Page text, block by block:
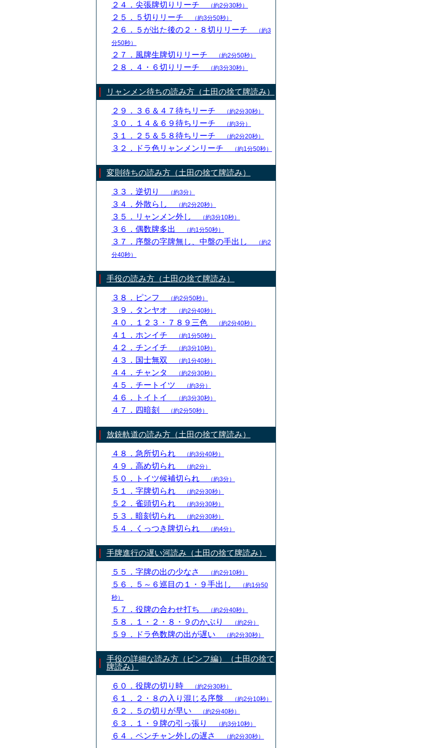
２４．尖張牌切りリーチ （約2分30秒）
２５．５切りリーチ （約3分50秒）
２６．５が出た後の２・８切りリーチ
（約3
分50秒）
２７．風牌生牌切りリーチ （約2分50秒）
２８．４・６切りリーチ （約3分30秒）
リャンメン待ちの読み方（土田の捨て牌読み）
２９．３６＆４７待ちリーチ （約2分30秒）
３０．１４＆６９待ちリーチ （約3分）
３１．２５＆５８待ちリーチ （約2分20秒）
３２．ドラ色リャンメンリーチ （約1分50秒）
変則待ちの読み方（土田の捨て牌読み）
３３．逆切り （約3分）
３４．外散らし （約2分20秒）
３５．リャンメン外し （約3分10秒）
３６．偶数牌多出 （約1分50秒）
３７．序盤の字牌無し、中盤の手出し
（約2
分40秒）
手役の読み方（土田の捨て牌読み）
３８．ピンフ （約2分50秒）
３９．タンヤオ （約2分40秒）
４０．１２３・７８９三色 （約2分40秒）
４１．ホンイチ （約1分50秒）
４２．チンイチ （約3分10秒）
４３．国士無双 （約1分40秒）
４４．チャンタ （約2分30秒）
４５．チートイツ （約3分）
４６．トイトイ （約3分30秒）
４７．四暗刻 （約2分50秒）
放銃軌道の読み方（土田の捨て牌読み）
４８．急所切られ （約3分40秒）
４９．高め切られ （約2分）
５０．トイツ候補切られ （約3分）
５１．字牌切られ （約2分30秒）
５２．雀頭切られ （約3分30秒）
５３．暗刻切られ （約2分30秒）
５４．くっつき牌切られ （約4分）
手牌進行の遅い河読み（土田の捨て牌読み）
５５．字牌の出の少なさ （約2分10秒）
５６．５～６巡目の１・９手出し
（約1分50
秒）
５７．役牌の合わせ打ち （約2分40秒）
５８．１・２・８・９のかぶり （約2分）
５９．ドラ色数牌の出が遅い （約2分30秒）
手役の詳細な読み方（ピンフ編）（土田の捨て
牌読み）
６０．役牌の切り時 （約2分30秒）
６１．２・８の入り混じる序盤 （約2分10秒）
６２．５の切りが早い （約2分40秒）
６３．１・９牌の引っ張り （約3分10秒）
６４．ペンチャン外しの遅さ （約2分30秒）